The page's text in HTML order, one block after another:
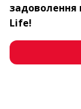
задоволення
Life!